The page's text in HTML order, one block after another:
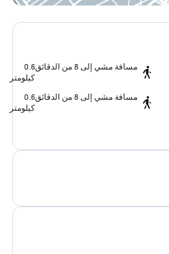
مسافة مشي إلى 8 من الدقائق
0.6
كيلومتر
مسافة مشي إلى 8 من الدقائق
0.6
كيلومتر